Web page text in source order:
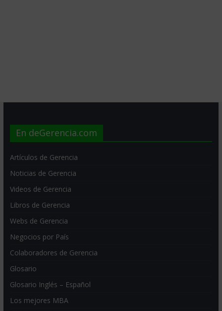
En deGerencia.com
Artículos de Gerencia
Noticias de Gerencia
Videos de Gerencia
Libros de Gerencia
Webs de Gerencia
Negocios por País
Colaboradores de Gerencia
Glosario
Glosario Inglés – Español
Los mejores MBA